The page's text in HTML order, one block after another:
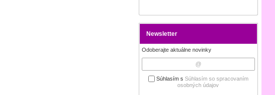
Newsletter
Odoberajte aktuálne novinky
Súhlasím s Súhlasím so spracovaním
osobných údajov